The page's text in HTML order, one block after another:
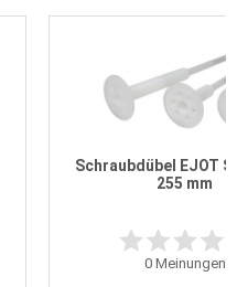
Schraubdübel EJOT
255 mm
0Meinungen